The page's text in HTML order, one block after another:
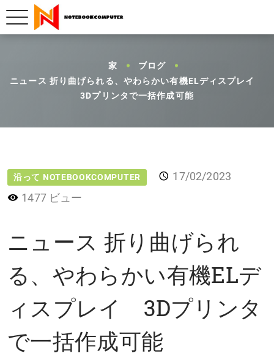
家
ブログ
ニュース 折り曲げられる、やわらかい有機ELディスプレイ
3Dプリンタで一括作成可能
沿って NOTEBOOKCOMPUTER
17/02/2023
1477 ビュー
ニュース 折り曲げられ
る、やわらかい有機ELデ
ィスプレイ 3Dプリンタ
で一括作成可能